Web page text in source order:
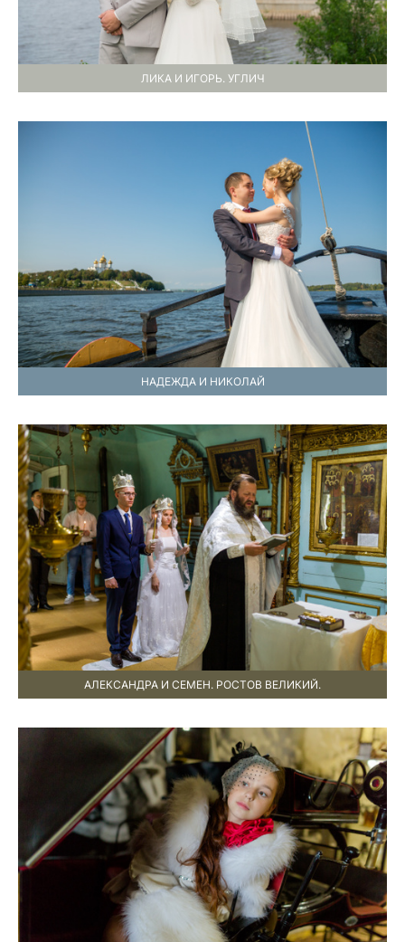
ЛИКА И ИГОРЬ. УГЛИЧ
НАДЕЖДА И НИКОЛАЙ
АЛЕКСАНДРА И СЕМЕН. РОСТОВ ВЕЛИКИЙ.